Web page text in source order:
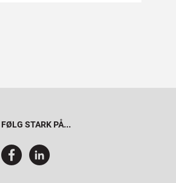
FØLG STARK PÅ...